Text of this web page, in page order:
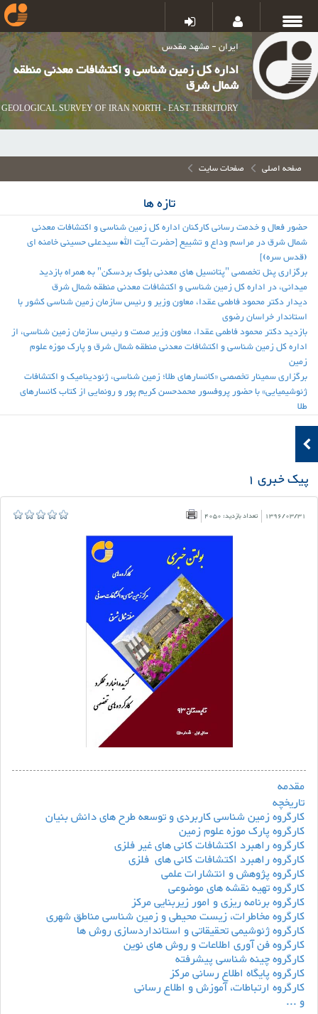
ایران - مشهد مقدس
اداره کل زمین شناسی و اکتشافات معدنی منطقه
شمال شرق
GEOLOGICAL SURVEY OF IRAN NORTH - EAST TERRITORY
صفحه اصلی صفحات سایت
تازه ها
حضور فعال و خدمت رسانی کارکنان اداره کل زمین شناسی و اکتشافات معدنی
شمال شرق در مراسم وداع و تشییع [حضرت آیت الله سیدعلی حسینی خامنه ای
(قدس سره)]
برگزاری پنل تخصصی "پتانسیل های معدنی بلوک بردسکن" به همراه بازدید
میدانی، در اداره کل زمین شناسی و اکتشافات معدنی منطقه شمال شرق
دیدار دکتر محمود فاطمی عقدا، معاون وزیر و رئیس سازمان زمین شناسی کشور با
استاندار خراسان رضوی
بازدید دکتر محمود فاطمی عقدا، معاون وزیر صمت و رئیس سازمان زمین شناسی، از
اداره کل زمین شناسی و اکتشافات معدنی منطقه شمال شرق و پارک موزه علوم
زمین
برگزاری سمینار تخصصی «کانسارهای طلا؛ زمین شناسی، ژئودینامیک و اکتشافات
ژئوشیمیایی» با حضور پروفسور محمدحسن کریم پور و رونمایی از کتاب کانسارهای
طلا
پیک خبری 1
1396/03/31 تعداد بازدید: 4050
مقدمه
تاریخچه
کارگروه زمین شناسی کاربردی و توسعه طرح های دانش بنیان
کارگروه پارک موزه علوم زمین
کارگروه راهبرد اکتشافات کانی های غیر فلزی
کارگروه راهبرد اکتشافات کانی های فلزی
کارگروه پژوهش و انتشارات علمی
کارگروه تهیه نقشه های موضوعی
کارگروه برنامه ریزی و امور زیربنایی مرکز
کارگروه مخاطرات، زیست محیطی و زمین شناسی مناطق شهری
کارگروه ژئوشیمی تحقیقاتی و استانداردسازی روش ها
کارگروه فن آوری اطلاعات و روش های نوین
کارگروه چینه شناسی پیشرفته
کارگروه پایگاه اطلاع رسانی مرکز
کارگروه ارتباطات، آموزش و اطلاع رسانی
و ...